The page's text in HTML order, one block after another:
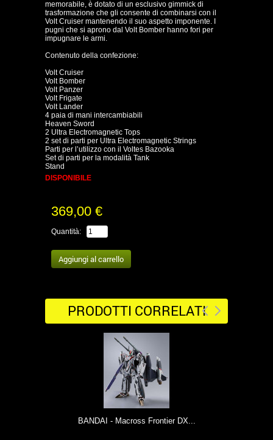
memorabile, è dotato di un esclusivo gimmick di
trasformazione che gli consente di combinarsi con il
Volt Cruiser mantenendo il suo aspetto imponente. I
pugni che si aprono dal Volt Bomber hanno fori per
impugnare le armi.
Contenuto della confezione:
Volt Cruiser
Volt Bomber
Volt Panzer
Volt Frigate
Volt Lander
4 paia di mani intercambiabili
Heaven Sword
2 Ultra Electromagnetic Tops
2 set di parti per Ultra Electromagnetic Strings
Parti per l’utilizzo con il Voltes Bazooka
Set di parti per la modalità Tank
Stand
DISPONIBILE
369,00 €
Quantità:
PRODOTTI CORRELATI
BANDAI - Macross Frontier DX...